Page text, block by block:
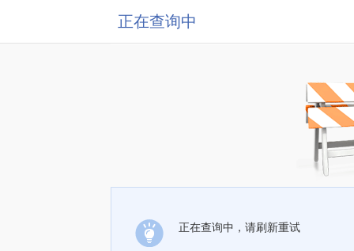
正在查询中
正在查询中，请刷新重试